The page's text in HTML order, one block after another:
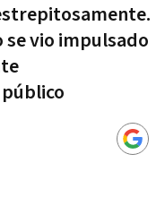
se vio impulsado